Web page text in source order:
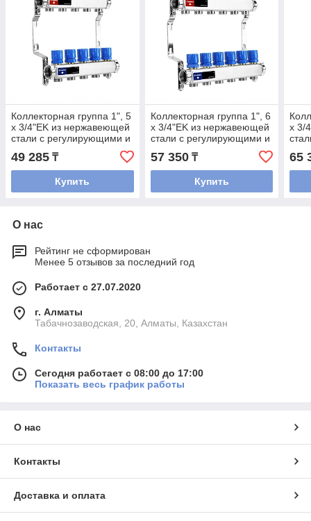
Коллекторная группа 1", 5
x 3/4"EK из нержавеющей
стали с регулирующими и
балансировочными
клапанами Varmega
49 285 ₸
Купить
Коллекторная группа 1", 6
x 3/4"EK из нержавеющей
стали с регулирующими и
балансировочными
клапанами Varmega
57 350₸
Купить
x 3/
65
О нас
Рейтинг не сформирован
Менее 5 отзывов за последний год
Работает с 27.07.2020
г. Алматы
Табачнозаводская, 20, Алматы, Казахстан
Контакты
Сегодня работает с 08:00 до 17:00
Показать весь график работы
О нас
Контакты
Доставка и оплата